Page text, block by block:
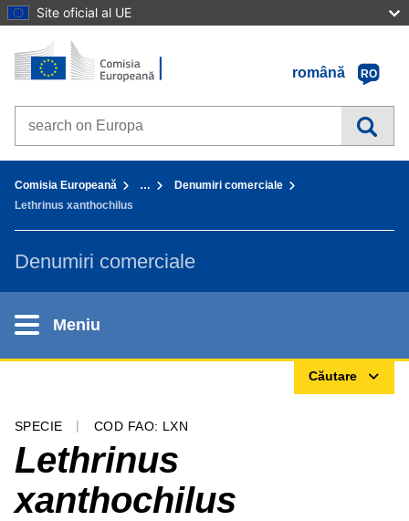
Site oficial al UE
Accesaţi conţinutul
Prima pagină - Comisia Europeană
română
RO
Search on Europa websites
Comisia Europeană …
Denumiri comerciale
Lethrinus xanthochilus
Denumiri comerciale
Meniu
Căutare
SPECIE COD FAO: LXN
Lethrinus
xanthochilus